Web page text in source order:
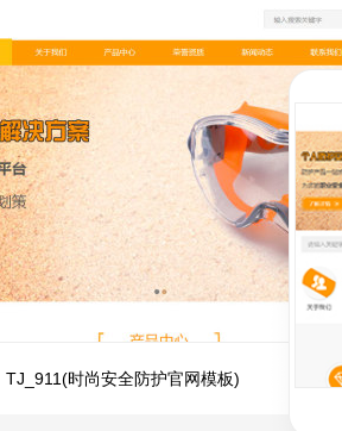
TJ_911(时尚安全防护官网模板)